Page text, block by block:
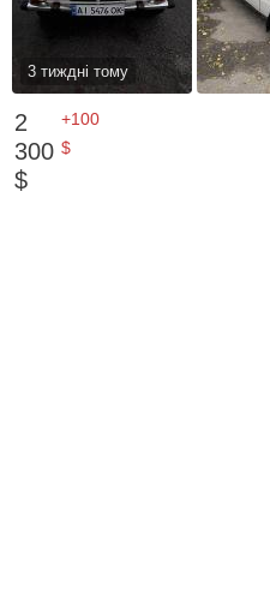
3 тиждні тому
2
300
$
+100
$